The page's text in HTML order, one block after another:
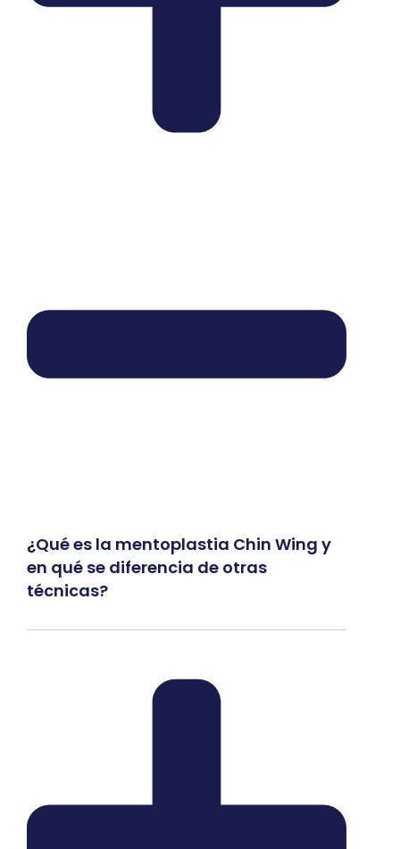
¿Qué es la mentoplastia Chin Wing y
en qué se diferencia de otras
técnicas?